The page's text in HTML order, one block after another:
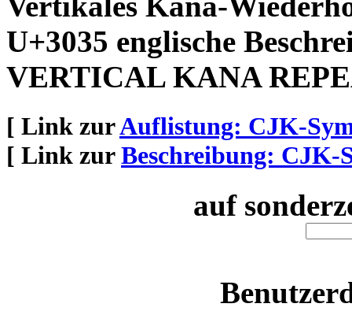
U+3035 englische
VERTICAL KANA
[ Link zurAuflistung: CJK-
[ Link zurBeschreibung:
auf